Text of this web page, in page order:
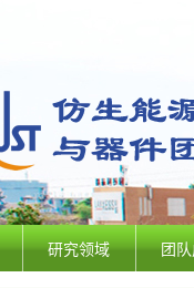
研究领域 团